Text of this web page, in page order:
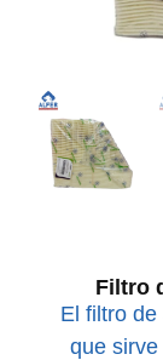
Filtro
El filtro
que